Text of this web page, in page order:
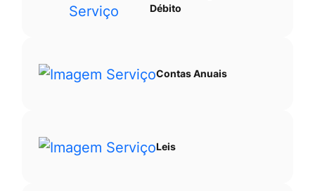
Débito
Contas Anuais
Leis